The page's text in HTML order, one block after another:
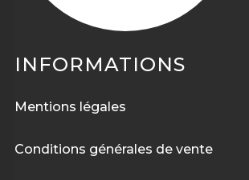
INFORMATIONS
Mentions légales
Conditions générales de vente